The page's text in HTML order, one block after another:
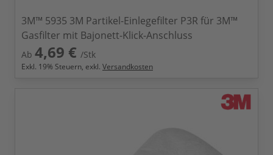
3M™ 5935 3M Partikel-Einlegefilter P3R für 3M™
Gasfilter mit Bajonett-Klick-Anschluss
Ab 4,69 € /Stk
Exkl. 19% Steuern, exkl. Versandkosten